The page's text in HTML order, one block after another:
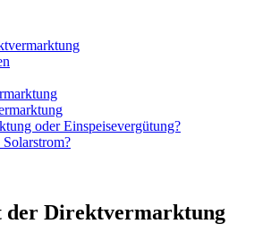
oder Einspeisevergütung?
Direktvermarktung